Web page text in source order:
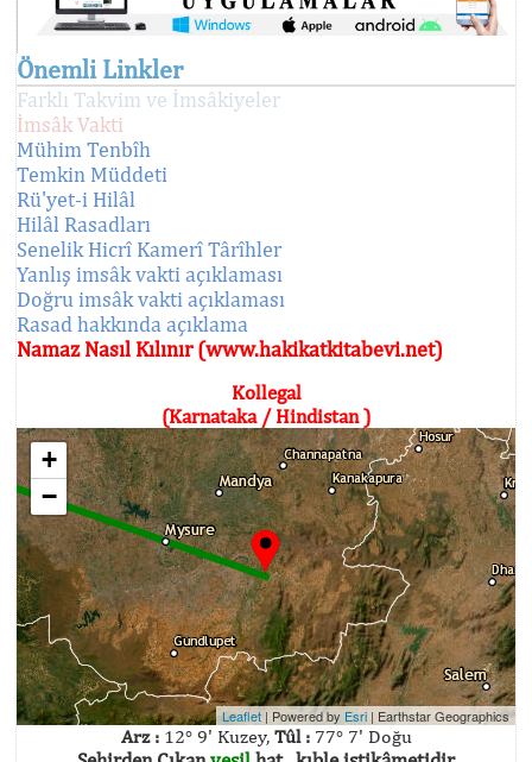
Önemli Linkler
Farklı Takvim ve İmsâkiyeler
İmsâk Vakti
Mühim Tenbîh
Temkin Müddeti
Rü'yet-i Hilâl
Hilâl Rasadları
Senelik Hicrî Kamerî Târîhler
Yanlış imsâk vakti açıklaması
Doğru imsâk vakti açıklaması
Rasad hakkında açıklama
Namaz Nasıl Kılınır (www.hakikatkitabevi.net)
Kollegal
(Karnataka / Hindistan )
+
−
Leaflet| Powered by Esri | Earthstar Geographics
Arz :12° 9' Kuzey, Tûl :77° 7' Doğu